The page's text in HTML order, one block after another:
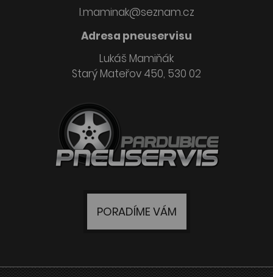
l.maminak@seznam.cz
Adresa pneuservisu
Lukáš Mamiňák
Starý Mateřov 450, 530 02
PORADÍME VÁM